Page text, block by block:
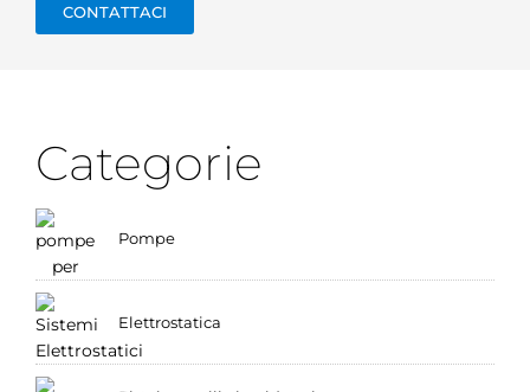
CONTATTACI
Categorie
Pompe
Elettrostatica